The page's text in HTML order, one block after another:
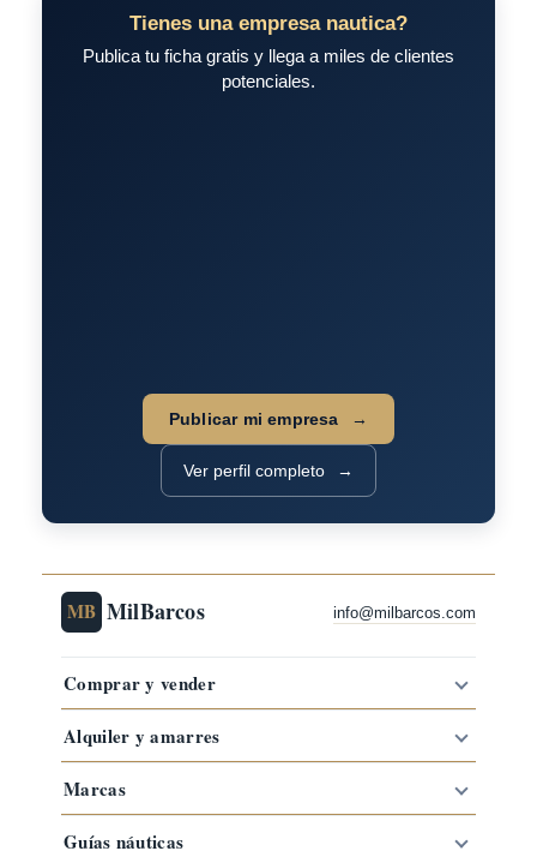
Tienes una empresa nautica?
Publica tu ficha gratis y llega a miles de clientes
potenciales.
Publicar mi empresa
Ver perfil completo
MB MilBarcos info@milbarcos.com
Comprar y vender
Alquiler y amarres
Marcas
Guías náuticas